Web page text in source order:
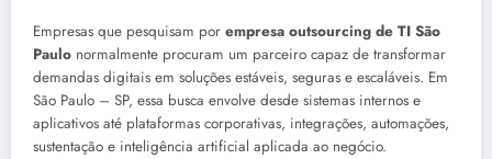
Empresas que pesquisam por empresa outsourcing de TI São
Paulo normalmente procuram um parceiro capaz de transformar
demandas digitais em soluções estáveis, seguras e escaláveis. Em
São Paulo – SP, essa busca envolve desde sistemas internos e
aplicativos até plataformas corporativas, integrações, automações,
sustentação e inteligência artificial aplicada ao negócio.